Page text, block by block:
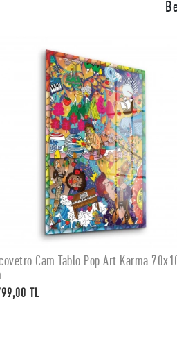
SEPETE EKLE
Cam Tablo Pop Art Karma
TL